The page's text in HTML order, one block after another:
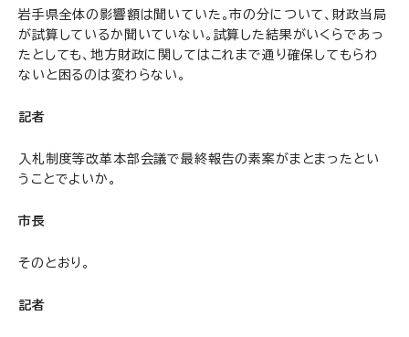
岩手県全体の影響額は聞いていた。市の分について、財政当局
が試算しているか聞いていない。試算した結果がいくらであっ
たとしても、地方財政に関してはこれまで通り確保してもらわ
ないと困るのは変わらない。
記者
入札制度等改革本部会議で最終報告の素案がまとまったとい
うことでよいか。
市長
そのとおり。
記者